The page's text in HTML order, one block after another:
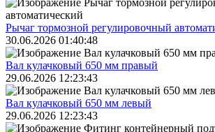
Рычаг тормозной регулировочный
30.06.2026 01:40:48
Вал кулачковый 650 мм правый
29.06.2026 12:23:43
Вал кулачковый 650 мм левый
29.06.2026 12:23:43